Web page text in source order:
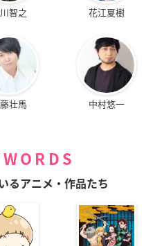
智之 花江夏樹
壮馬 中村悠一
るアニメ・作品たち